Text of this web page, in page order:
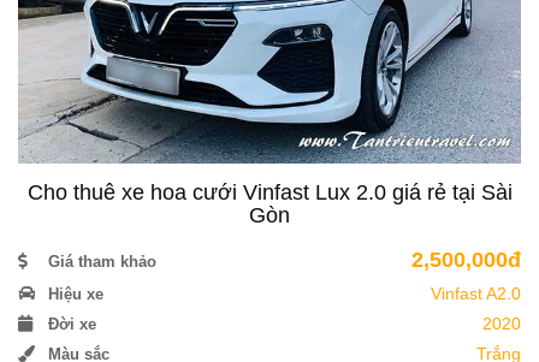
Cho thuê xe hoa cưới Vinfast Lux 2.0 giá rẻ tại Sài
Gòn
Giá tham khảo 2,500,000đ
Hiệu xe Vinfast A2.0
Đời xe 2020
Màu sắc Trắng